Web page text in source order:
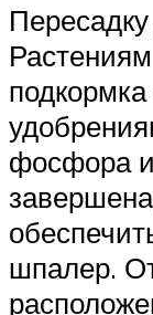
фосфора и
шпалер.